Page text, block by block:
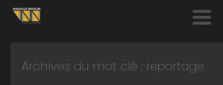
Archives du mot clé : reportage